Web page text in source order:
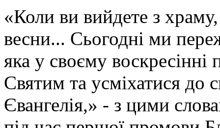
«Коли ви вийдете з
весни... Сьогодні ми
яка у своєму
Святим та усміхатися до
Євангелія,» - з цими